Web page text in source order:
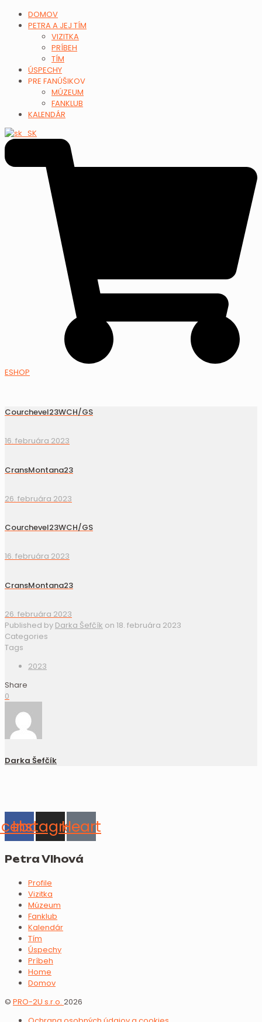
DOMOV
PETRA A JEJ TÍM
VIZITKA
PRÍBEH
TÍM
ÚSPECHY
PRE FANÚŠIKOV
MÚZEUM
FANKLUB
KALENDÁR
ESHOP
Courchevel23WCH/GS
16. februára 2023
CransMontana23
26. februára 2023
Courchevel23WCH/GS
16. februára 2023
CransMontana23
26. februára 2023
Published by Darka Šefčík on 18. februára 2023
Categories
Tags
2023
Share
0
Darka Šefčík
Instagram
Heart
Petra Vlhová
Profile
Vizitka
Múzeum
Fanklub
Kalendár
Tím
Úspechy
Príbeh
Home
Domov
© PRO-2U s.r.o. 2026